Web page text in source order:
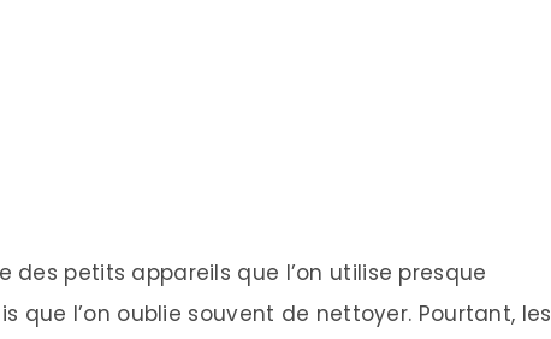
des petits appareils que l’on utilise presque
que l’on oublie souvent de nettoyer. Pourtant, les